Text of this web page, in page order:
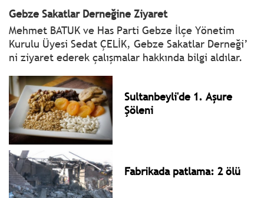
Gebze Sakatlar Derneğine Ziyaret
Mehmet BATUK ve Has Parti Gebze İlçe Yönetim
Kurulu Üyesi Sedat ÇELİK, Gebze Sakatlar Derneği’
ni ziyaret ederek çalışmalar hakkında bilgi aldılar.
Sultanbeyli'de 1. Aşure
Şöleni
Fabrikada patlama: 2 ölü